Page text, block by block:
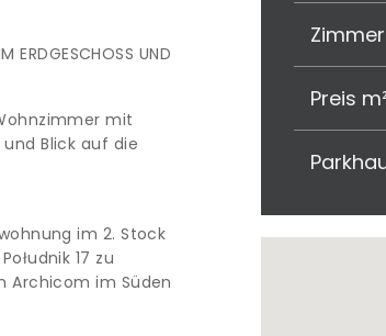
ERDGESCHOSS UND
mit
Blick auf die
im 2. Stock
17 zu
Archicom im Süden
Zimmer
Preis